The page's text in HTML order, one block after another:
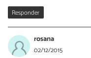
Responder
rosana
02/12/2015